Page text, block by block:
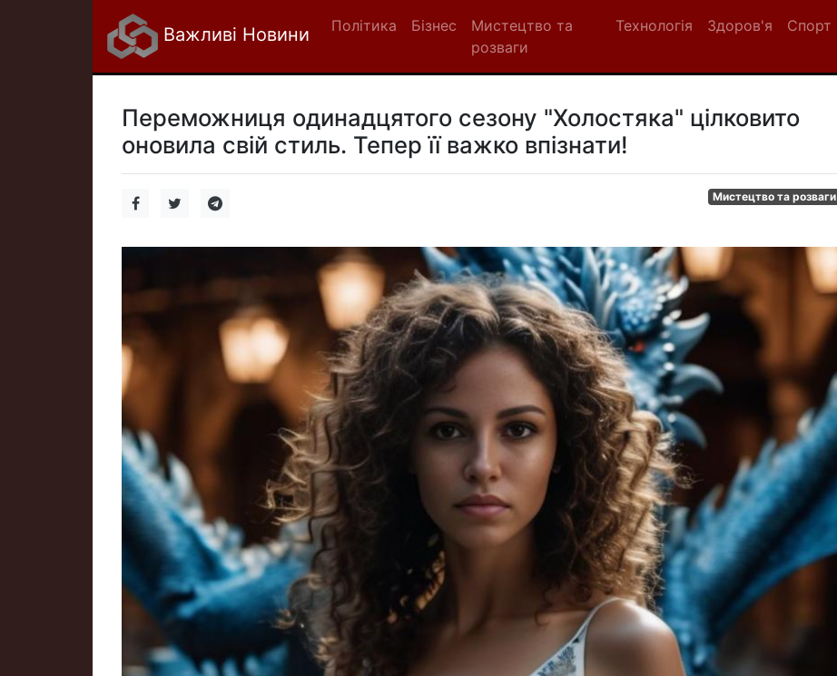
Важливі Новини Політика Бізнес
Мистецтво та
розваги
Технологія Здоров'я Спорт
Переможниця одинадцятого сезону "Холостяка" цілковито
оновила свій стиль. Тепер її важко впізнати!
Мистецтво та розваги